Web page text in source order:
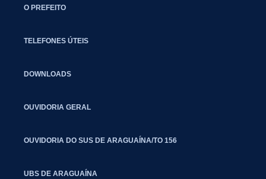
O PREFEITO
TELEFONES ÚTEIS
DOWNLOADS
OUVIDORIA GERAL
OUVIDORIA DO SUS DE ARAGUAÍNA/TO 156
UBS DE ARAGUAÍNA